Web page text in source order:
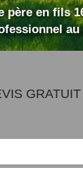
père en fils
GRATUIT